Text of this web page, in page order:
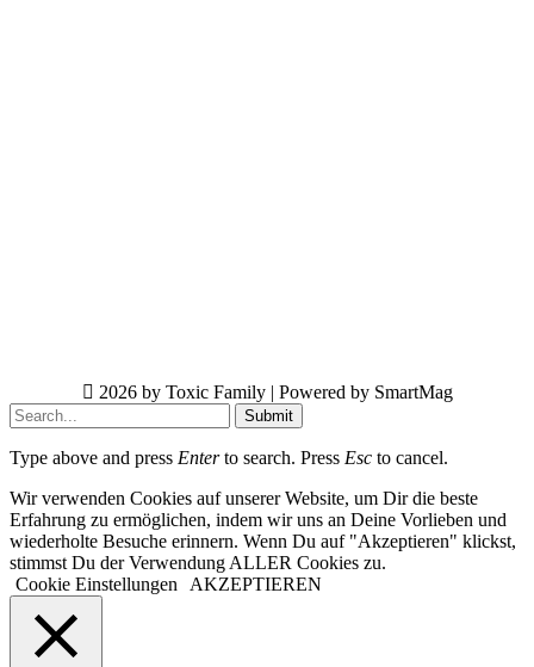
2026 by Toxic Family | Powered by SmartMag
Submit
Type above and press Enterto search. Press Esc to cancel.
Wir verwenden Cookies auf unserer Website, um Dir die beste
Erfahrung zu ermöglichen, indem wir uns an Deine Vorlieben und
wiederholte Besuche erinnern. Wenn Du auf "Akzeptieren" klickst,
stimmst Du der Verwendung ALLER Cookies zu.
Cookie Einstellungen
AKZEPTIEREN